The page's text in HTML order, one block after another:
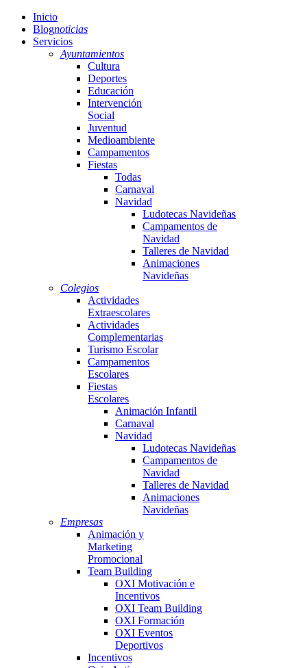
Inicio
Blognoticias
Servicios
Ayuntamientos
Cultura
Deportes
Educación
Intervención
Social
Juventud
Medioambiente
Campamentos
Fiestas
Todas
Carnaval
Navidad
Ludotecas Navideñas
Campamentos de
Navidad
Talleres de Navidad
Animaciones
Navideñas
Colegios
Actividades
Extraescolares
Actividades
Complementarias
Turismo Escolar
Campamentos
Escolares
Fiestas
Escolares
Animación Infantil
Carnaval
Navidad
Ludotecas Navideñas
Campamentos de
Navidad
Talleres de Navidad
Animaciones
Navideñas
Empresas
Animación y
Marketing
Promocional
Team Building
OXI Motivación e
Incentivos
OXI Team Building
OXI Formación
OXI Eventos
Deportivos
Incentivos